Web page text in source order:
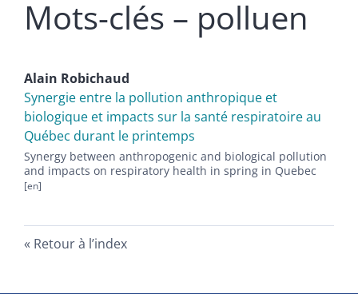
Mots-clés – polluen
Alain Robichaud
Synergie entre la pollution anthropique et
biologique et impacts sur la santé respiratoire au
Québec durant le printemps
Synergy between anthropogenic and biological pollution
and impacts on respiratory health in spring in Quebec
Retour à l’index